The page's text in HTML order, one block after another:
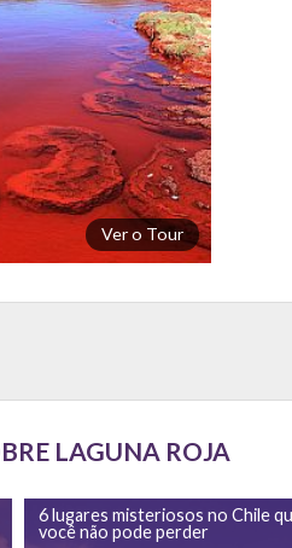
Ver o Tour
LAGUNA ROJA
6 lugares misteriosos no Chile
você não pode perder